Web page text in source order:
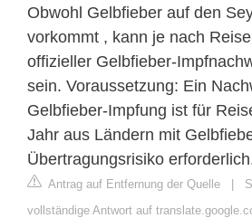
Obwohl Gelbfieber auf den
vorkommt , kann je nach
offizieller Gelbfieber-
sein. Voraussetzung: Ein
Gelbfieber-Impfung ist für
Jahr aus Ländern mit
Übertragungsrisiko
Antrag auf Entfernung der Quelle |
vollständige Antwort auf